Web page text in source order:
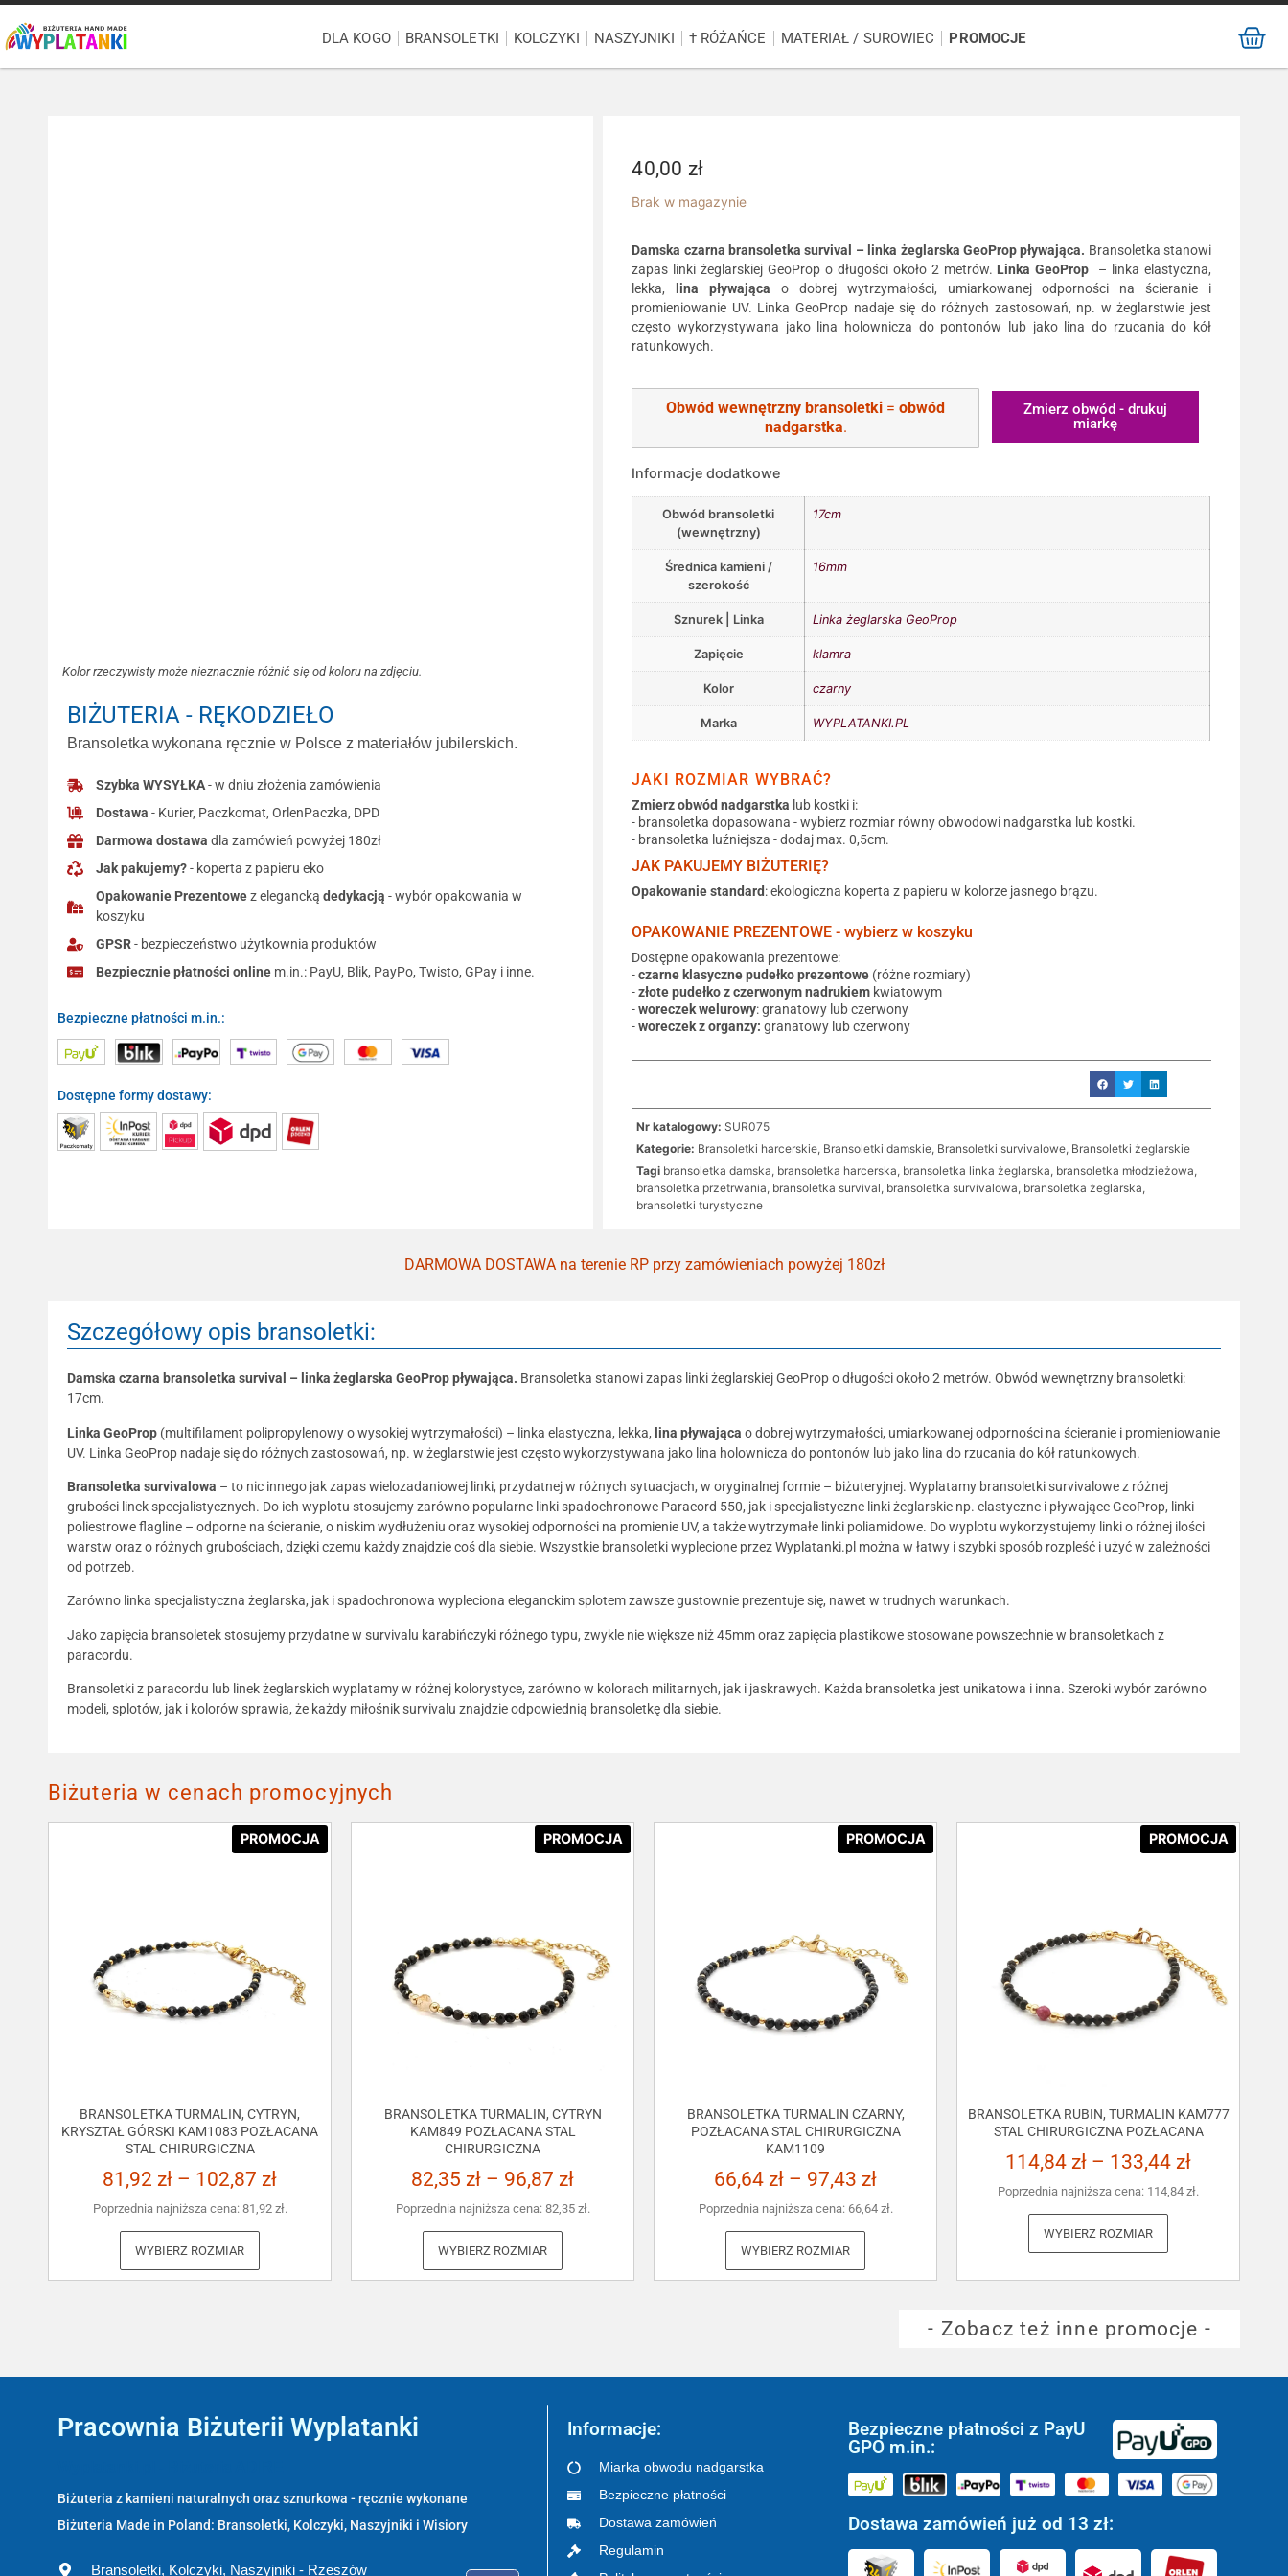
DLA KOGO BRANSOLETKI KOLCZYKI NASZYJNIKI † RÓŻAŃCE MATERIAŁ / SUROWIEC PROMOCJE
Kolor rzeczywisty może nieznacznie różnić się od koloru na zdjęciu.
BIŻUTERIA - RĘKODZIEŁO
Bransoletka wykonana ręcznie w Polsce z materiałów jubilerskich.
Szybka WYSYŁKA- w dniu złożenia zamówienia
Dostawa - Kurier, Paczkomat, OrlenPaczka, DPD
Darmowa dostawa dla zamówień powyżej 180zł
Jak pakujemy?- koperta z papieru eko
Opakowanie Prezentowez eleganckądedykacją - wybór opakowania w
koszyku
GPSR- bezpieczeństwo użytkownia produktów
Bezpiecznie płatności online m.in.: PayU, Blik, PayPo, Twisto, GPay i inne.
Bezpieczne płatności m.in.:
Dostępne formy dostawy:
40,00 zł
Brak w magazynie
Damska czarna bransoletka survival – linka żeglarska GeoProp pływająca. Bransoletka stanowi
zapas linki żeglarskiej GeoProp o długości około 2 metrów. Linka GeoProp – linka elastyczna,
lekka, lina pływająca o dobrej wytrzymałości, umiarkowanej odporności na ścieranie i
promieniowanie UV. Linka GeoProp nadaje się do różnych zastosowań, np. w żeglarstwie jest
często wykorzystywana jako lina holownicza do pontonów lub jako lina do rzucania do kół
ratunkowych.
Obwód wewnętrzny bransoletki =obwód
nadgarstka.
Zmierz obwód - drukuj
miarkę
Informacje dodatkowe
Obwód bransoletki
(wewnętrzny)
17cm
Średnica kamieni /
szerokość
16mm
Sznurek | Linka Linka żeglarska GeoProp
Zapięcie klamra
Kolor czarny
Marka WYPLATANKI.PL
JAKI ROZMIAR WYBRAĆ?
Zmierz obwód nadgarstka lub kostki i:
- bransoletka dopasowana - wybierz rozmiar równy obwodowi nadgarstka lub kostki.
- bransoletka luźniejsza - dodaj max. 0,5cm.
JAK PAKUJEMY BIŻUTERIĘ?
Opakowanie standard: ekologiczna koperta z papieru w kolorze jasnego brązu.
OPAKOWANIE PREZENTOWE - wybierz w koszyku
Dostępne opakowania prezentowe:
-czarne klasyczne pudełko prezentowe (różne rozmiary)
-złote pudełko z czerwonym nadrukiem kwiatowym
-woreczek welurowy: granatowy lub czerwony
-woreczek z organzy: granatowy lub czerwony
Nr katalogowy: SUR075
Kategorie: Bransoletki harcerskie, Bransoletki damskie, Bransoletki survivalowe, Bransoletki żeglarskie
Tagi bransoletka damska, bransoletka harcerska, bransoletka linka żeglarska, bransoletka młodzieżowa,
bransoletka przetrwania, bransoletka survival, bransoletka survivalowa, bransoletka żeglarska,
bransoletki turystyczne
DARMOWA DOSTAWA na terenie RP przy zamówieniach powyżej 180zł
Szczegółowy opis bransoletki:
Damska czarna bransoletka survival – linka żeglarska GeoProp pływająca. Bransoletka stanowi zapas linki żeglarskiej GeoProp o długości około 2 metrów. Obwód wewnętrzny bransoletki:
17cm.
Linka GeoProp (multifilament polipropylenowy o wysokiej wytrzymałości) – linka elastyczna, lekka, lina pływająca o dobrej wytrzymałości, umiarkowanej odporności na ścieranie i promieniowanie
UV. Linka GeoProp nadaje się do różnych zastosowań, np. w żeglarstwie jest często wykorzystywana jako lina holownicza do pontonów lub jako lina do rzucania do kół ratunkowych.
Bransoletka survivalowa – to nic innego jak zapas wielozadaniowej linki, przydatnej w różnych sytuacjach, w oryginalnej formie – biżuteryjnej. Wyplatamy bransoletki survivalowe z różnej
grubości linek specjalistycznych. Do ich wyplotu stosujemy zarówno popularne linki spadochronowe Paracord 550, jak i specjalistyczne linki żeglarskie np. elastyczne i pływające GeoProp, linki
poliestrowe flagline – odporne na ścieranie, o niskim wydłużeniu oraz wysokiej odporności na promienie UV, a także wytrzymałe linki poliamidowe. Do wyplotu wykorzystujemy linki o różnej ilości
warstw oraz o różnych grubościach, dzięki czemu każdy znajdzie coś dla siebie. Wszystkie bransoletki wyplecione przez Wyplatanki.pl można w łatwy i szybki sposób rozpleść i użyć w zależności
od potrzeb.
Zarówno linka specjalistyczna żeglarska, jak i spadochronowa wypleciona eleganckim splotem zawsze gustownie prezentuje się, nawet w trudnych warunkach.
Jako zapięcia bransoletek stosujemy przydatne w survivalu karabińczyki różnego typu, zwykle nie większe niż 45mm oraz zapięcia plastikowe stosowane powszechnie w bransoletkach z
paracordu.
Bransoletki z paracordu lub linek żeglarskich wyplatamy w różnej kolorystyce, zarówno w kolorach militarnych, jak i jaskrawych. Każda bransoletka jest unikatowa i inna. Szeroki wybór zarówno
modeli, splotów, jak i kolorów sprawia, że każdy miłośnik survivalu znajdzie odpowiednią bransoletkę dla siebie.
Biżuteria w cenach promocyjnych
PROMOCJA
BRANSOLETKA TURMALIN, CYTRYN,
KRYSZTAŁ GÓRSKI KAM1083 POZŁACANA
STAL CHIRURGICZNA
81,92 zł – 102,87 zł
Poprzednia najniższa cena: 81,92 zł.
WYBIERZ ROZMIAR
PROMOCJA
BRANSOLETKA TURMALIN, CYTRYN
KAM849 POZŁACANA STAL
CHIRURGICZNA
82,35 zł – 96,87 zł
Poprzednia najniższa cena: 82,35 zł.
WYBIERZ ROZMIAR
PROMOCJA
BRANSOLETKA TURMALIN CZARNY,
POZŁACANA STAL CHIRURGICZNA
KAM1109
66,64 zł – 97,43 zł
Poprzednia najniższa cena: 66,64 zł.
WYBIERZ ROZMIAR
PROMOCJA
BRANSOLETKA RUBIN, TURMALIN KAM777
STAL CHIRURGICZNA POZŁACANA
114,84 zł – 133,44 zł
Poprzednia najniższa cena: 114,84 zł.
WYBIERZ ROZMIAR
- Zobacz też inne promocje -
Pracownia Biżuterii Wyplatanki
Biżuteria z kamieni naturalnych oraz sznurkowa - ręcznie wykonane
Biżuteria Made in Poland: Bransoletki, Kolczyki, Naszyjniki i Wisiory
Bransoletki, Kolczyki, Naszyjniki - Rzeszów
Informacje:
Miarka obwodu nadgarstka
Bezpieczne płatności
Dostawa zamówień
Regulamin
Bezpieczne płatności z PayU
GPO m.in.:
Dostawa zamówień już od 13 zł: